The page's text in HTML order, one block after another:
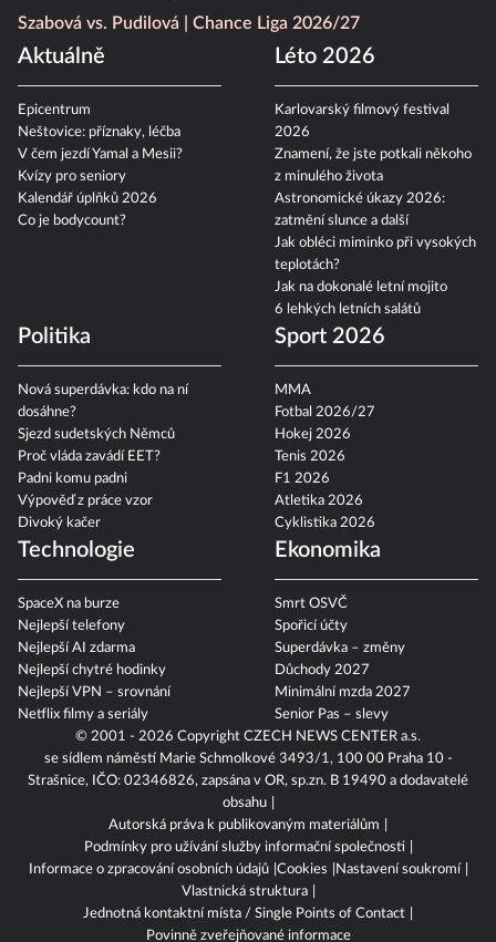
Szabová vs. Pudilová
Chance Liga 2026/27
Aktuálně
Epicentrum
Neštovice: příznaky, léčba
V čem jezdí Yamal a Mesii?
Kvízy pro seniory
Kalendář úplňků 2026
Co je bodycount?
Léto 2026
Karlovarský filmový festival
2026
Znamení, že jste potkali někoho
z minulého života
Astronomické úkazy 2026:
zatmění slunce a další
Jak obléci miminko při vysokých
teplotách?
Jak na dokonalé letní mojito
6 lehkých letních salátů
Politika
Nová superdávka: kdo na ní
dosáhne?
Sjezd sudetských Němců
Proč vláda zavádí EET?
Padni komu padni
Výpověď z práce vzor
Divoký kačer
Sport 2026
MMA
Fotbal 2026/27
Hokej 2026
Tenis 2026
F1 2026
Atletika 2026
Cyklistika 2026
Technologie
SpaceX na burze
Nejlepší telefony
Nejlepší AI zdarma
Nejlepší chytré hodinky
Nejlepší VPN – srovnání
Netflix filmy a seriály
Ekonomika
Smrt OSVČ
Spořicí účty
Superdávka – změny
Důchody 2027
Minimální mzda 2027
Senior Pas – slevy
© 2001 - 2026 Copyright CZECH NEWS CENTER a.s.
se sídlem náměstí Marie Schmolkové 3493/1, 100 00 Praha 10 -
Strašnice, IČO: 02346826, zapsána v OR, sp.zn. B 19490 a dodavatelé
obsahu
Autorská práva k publikovaným materiálům
Podmínky pro užívání služby informační společnosti
Informace o zpracování osobních údajů Cookies
Nastavení soukromí
Vlastnická struktura
Jednotná kontaktní místa / Single Points of Contact
Povinně zveřejňované informace